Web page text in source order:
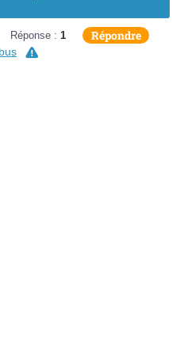
Réponse : 1 Répondre